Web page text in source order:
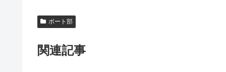
ボート部
関連記事